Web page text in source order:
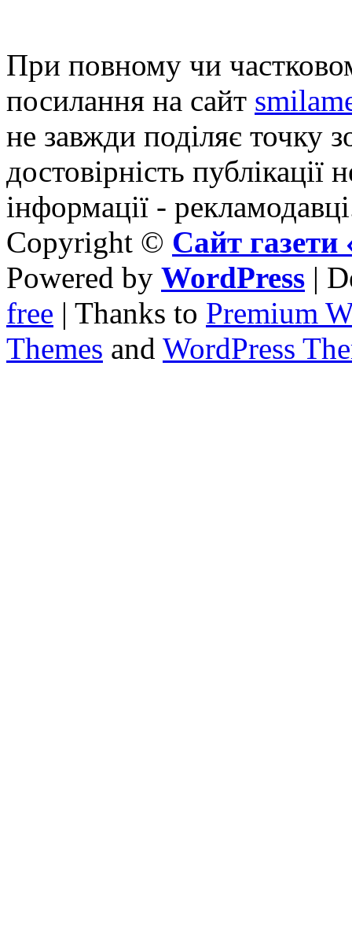
При повному чи
посилання на сайт
не завжди поділяє точку
достовірність публікації
інформації -
Copyright © Сайт
Powered by WordPress |
free | Thanks to Premium
Themes and WordPress